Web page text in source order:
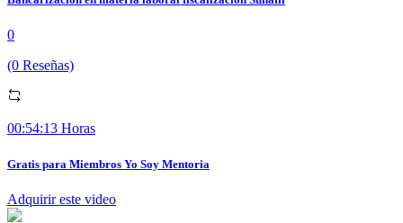
0
(0 Reseñas)
00:54:13 Horas
Gratis para Miembros Yo Soy Mentoria
Adquirir este video